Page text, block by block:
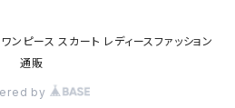
ピース スカート レディースファッション
通販
by